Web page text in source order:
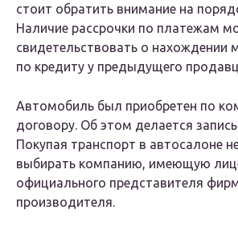
стоит обратить внимание на
Наличие рассрочки по платежам
свидетельствовать о нахождении
по кредиту у предыдущего
Автомобиль был приобретен по
договору. Об этом делается
Покупая транспорт в автосалоне
выбирать компанию, имеющую
официального представителя
производителя.